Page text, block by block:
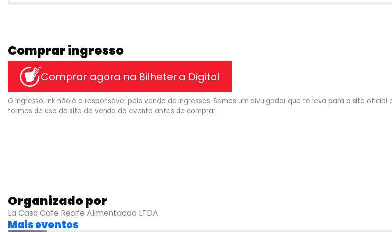
Comprar ingresso
Comprar agora na Bilheteria Digital
O IngressoLink não é o responsável pela venda de ingressos. Somos um divulgador que te leva para o site
termos de uso do site de venda do evento antes de comprar.
Organizado por
La Casa Cafe Recife Alimentacao LTDA
Mais eventos